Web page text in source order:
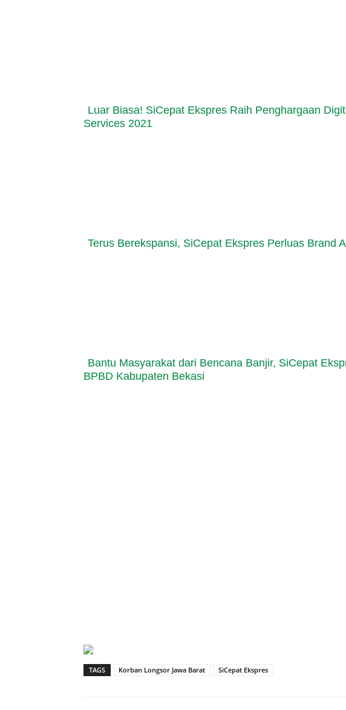
Luar Biasa! SiCepat Ekspres Raih Penghargaan
Services 2021
Terus Berekspansi, SiCepat Ekspres Perluas Brand
Bantu Masyarakat dari Bencana Banjir, SiCepat
BPBD Kabupaten Bekasi
TAGS Korban Longsor Jawa Barat SiCepat Ekspres